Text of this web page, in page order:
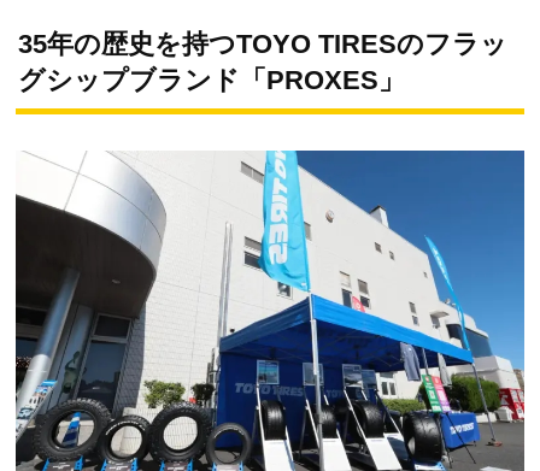
35年の歴史を持つTOYO TIRESのフラッ
グシップブランド「PROXES」